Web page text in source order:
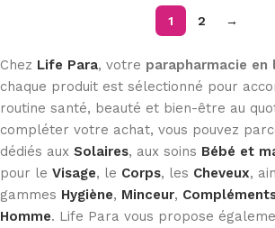
1 2 →
Chez Life Para, votre parapharmacie en
chaque produit est sélectionné pour
routine santé, beauté et bien-être au
compléter votre achat, vous pouvez
dédiés aux Solaires, aux soins Bébé et
pour le Visage, le Corps, les Cheveux,
gammes Hygiène, Minceur,
Homme. Life Para vous propose